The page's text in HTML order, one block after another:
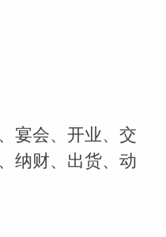
航
宴会、开业、交
纳财、出货、动